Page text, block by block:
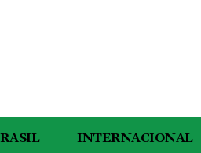
INTERNACIONAL